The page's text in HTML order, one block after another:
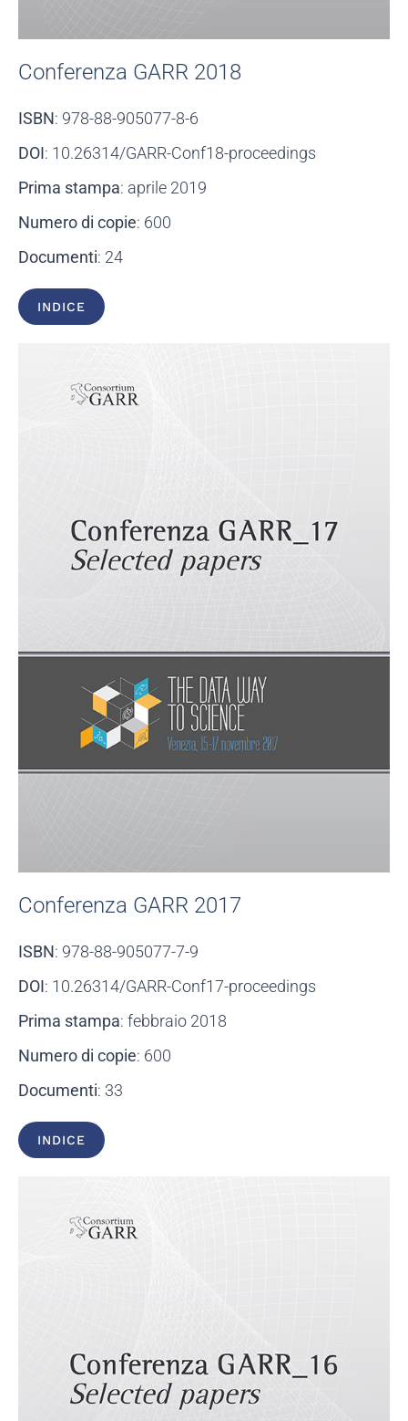
Conferenza GARR 2018
ISBN: 978-88-905077-8-6
DOI: 10.26314/GARR-Conf18-proceedings
Prima stampa: aprile 2019
Numero di copie: 600
Documenti: 24
INDICE
Conferenza GARR 2017
ISBN: 978-88-905077-7-9
DOI: 10.26314/GARR-Conf17-proceedings
Prima stampa: febbraio 2018
Numero di copie: 600
Documenti: 33
INDICE